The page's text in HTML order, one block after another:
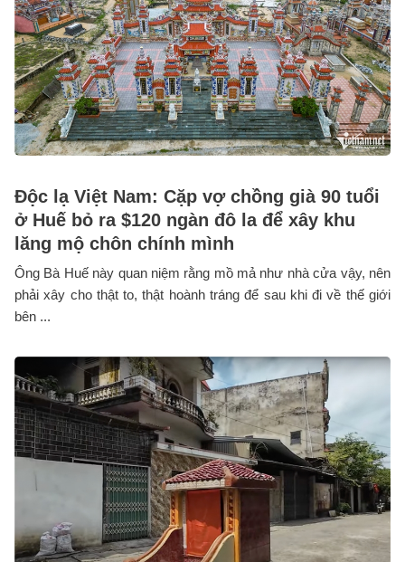
Độc lạ Việt Nam: Cặp vợ chồng già 90 tuổi
ở Huế bỏ ra $120 ngàn đô la để xây khu
lăng mộ chôn chính mình
Ông Bà Huế này quan niệm rằng mồ mả như nhà cửa vậy, nên
phải xây cho thật to, thật hoành tráng để sau khi đi về thế giới
bên ...